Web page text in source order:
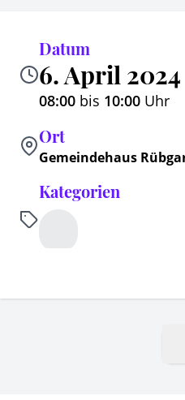
Datum
6. April 2024
08:00 bis 10:00 Uhr
Ort
Gemeindehaus
Kategorien